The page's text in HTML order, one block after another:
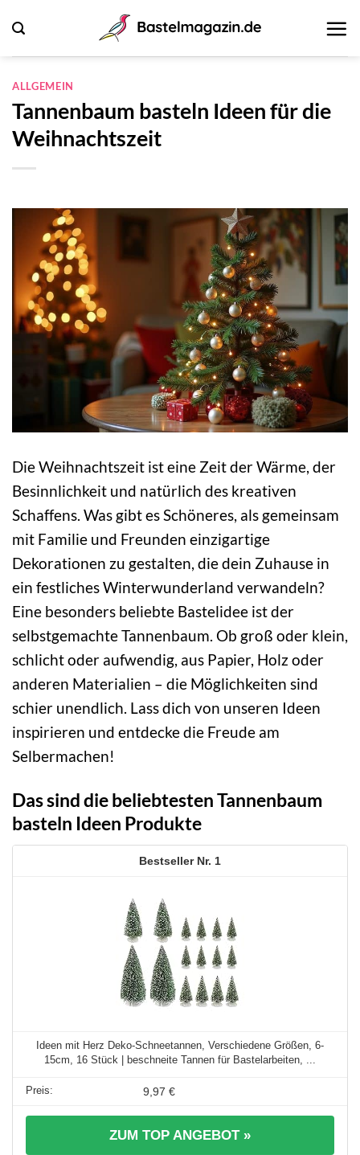
Inhalt
springen
ALLGEMEIN
Tannenbaum basteln Ideen für die
Weihnachtszeit
Die Weihnachtszeit ist eine Zeit der Wärme, der
Besinnlichkeit und natürlich des kreativen
Schaffens. Was gibt es Schöneres, als gemeinsam
mit Familie und Freunden einzigartige
Dekorationen zu gestalten, die dein Zuhause in
ein festliches Winterwunderland verwandeln?
Eine besonders beliebte Bastelidee ist der
selbstgemachte Tannenbaum. Ob groß oder klein,
schlicht oder aufwendig, aus Papier, Holz oder
anderen Materialien – die Möglichkeiten sind
schier unendlich. Lass dich von unseren Ideen
inspirieren und entdecke die Freude am
Selbermachen!
Das sind die beliebtesten Tannenbaum
basteln Ideen Produkte
1
Ideen mit Herz Deko-Schneetannen, Verschiedene Größen, 6-
15cm, 16 Stück | beschneite Tannen für Bastelarbeiten, ...
9,97 €
ZUM TOP ANGEBOT »